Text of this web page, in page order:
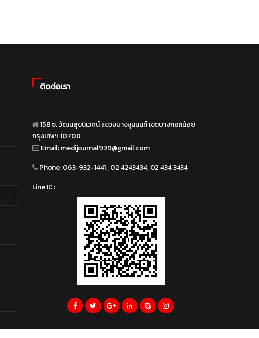
ติดต่อเรา
158 ซ. วัฒนสุขนิเวศน์ แขวงบางขุนนนท์ เขตบางกอกน้อย
กรุงเทพฯ 10700
Email:medijournal999@gmail.com
Phone:063-932-1441 , 02 4243434, 02 434 3434
Line ID :